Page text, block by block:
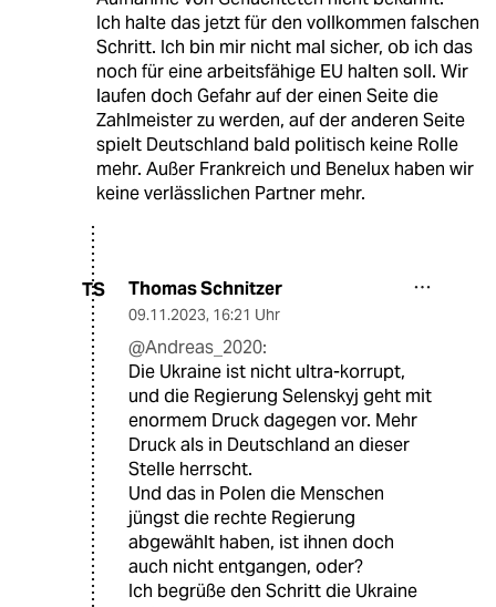
Ich halte das jetzt für den vollkommen falschen
Schritt. Ich bin mir nicht mal sicher, ob ich das
noch für eine arbeitsfähige EU halten soll. Wir
laufen doch Gefahr auf der einen Seite die
Zahlmeister zu werden, auf der anderen Seite
spielt Deutschland bald politisch keine Rolle
mehr. Außer Frankreich und Benelux haben wir
keine verlässlichen Partner mehr.
TS Thomas Schnitzer
09.11.2023, 16:21 Uhr
@Andreas_2020:
Die Ukraine ist nicht ultra-korrupt,
und die Regierung Selenskyj geht mit
enormem Druck dagegen vor. Mehr
Druck als in Deutschland an dieser
Stelle herrscht.
Und das in Polen die Menschen
jüngst die rechte Regierung
abgewählt haben, ist ihnen doch
auch nicht entgangen, oder?
Ich begrüße den Schritt die Ukraine